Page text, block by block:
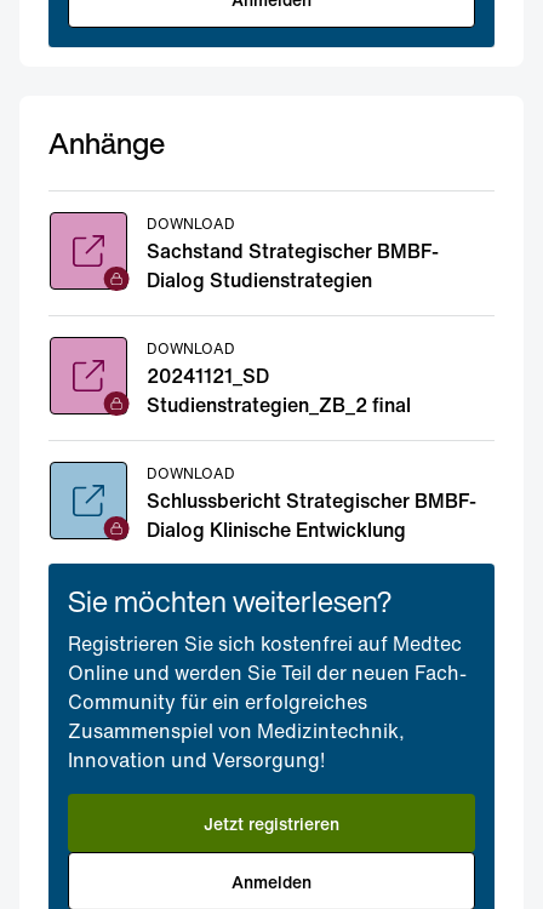
Anhänge
DOWNLOAD
Sachstand Strategischer BMBF-
Dialog Studienstrategien
DOWNLOAD
20241121_SD
Studienstrategien_ZB_2 final
DOWNLOAD
Schlussbericht Strategischer BMBF-
Dialog Klinische Entwicklung
Sie möchten weiterlesen?
Registrieren Sie sich kostenfrei auf Medtec
Online und werden Sie Teil der neuen Fach-
Community für ein erfolgreiches
Zusammenspiel von Medizintechnik,
Innovation und Versorgung!
Jetzt registrieren
Anmelden